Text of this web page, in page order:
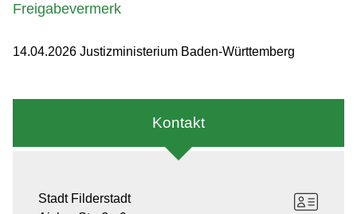
Freigabevermerk
14.04.2026 Justizministerium Baden-Württemberg
Kontakt
Stadt Filderstadt